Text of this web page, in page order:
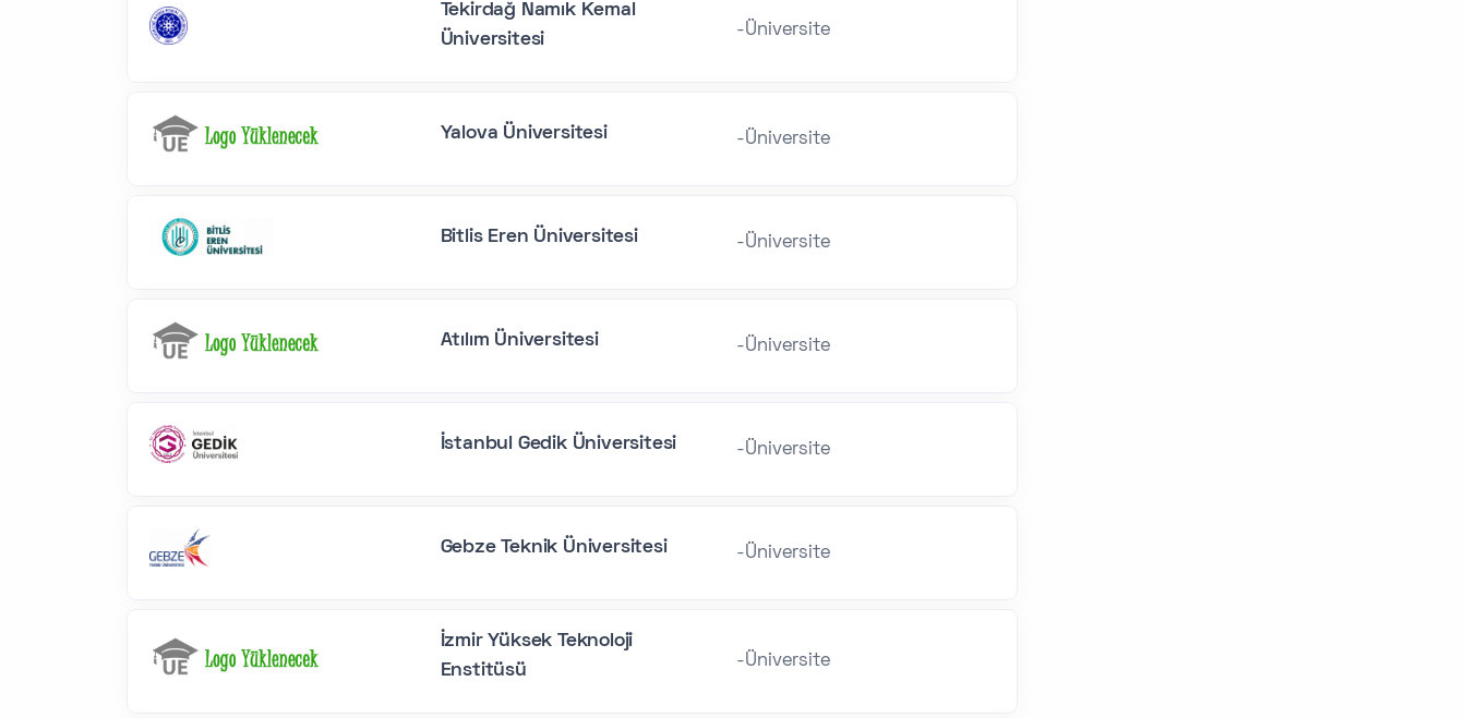
Tekirdağ Namık Kemal
Üniversitesi
-Üniversite
Yalova Üniversitesi -Üniversite
Bitlis Eren Üniversitesi -Üniversite
Atılım Üniversitesi -Üniversite
İstanbul Gedik Üniversitesi -Üniversite
Gebze Teknik Üniversitesi -Üniversite
İzmir Yüksek Teknoloji
Enstitüsü
-Üniversite